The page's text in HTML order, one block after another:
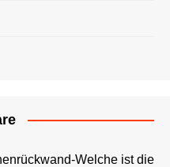
Welche ist die